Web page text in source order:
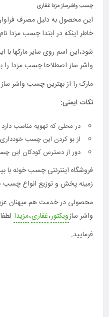
چسب واشرساز مزدا غفاری
این محصول به دلیل مصرف
خاطر اینکه در ابتدا چسب مزدا
شود،این اسم روی سایر مارکها
واشر ساز اصطلاحا چسب مزدا را
مارک را از بهترین چسب واشر
نکات ایمنی:
در محلی که تهویه مناسب
از بو کردن این چسب
دور از دسترس کودکان این
زمینه پخش و توزیع انواع چسب
محصولی در خدمت هم میهنان
واشر سازویکتور،غفاری،مزیدا
فرمایید.